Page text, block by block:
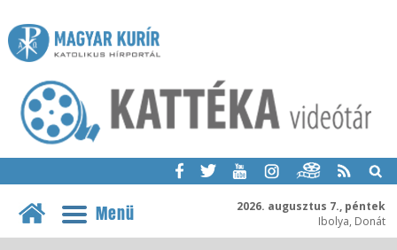
2026. augusztus 7., péntek
Ibolya, Donát
Menü